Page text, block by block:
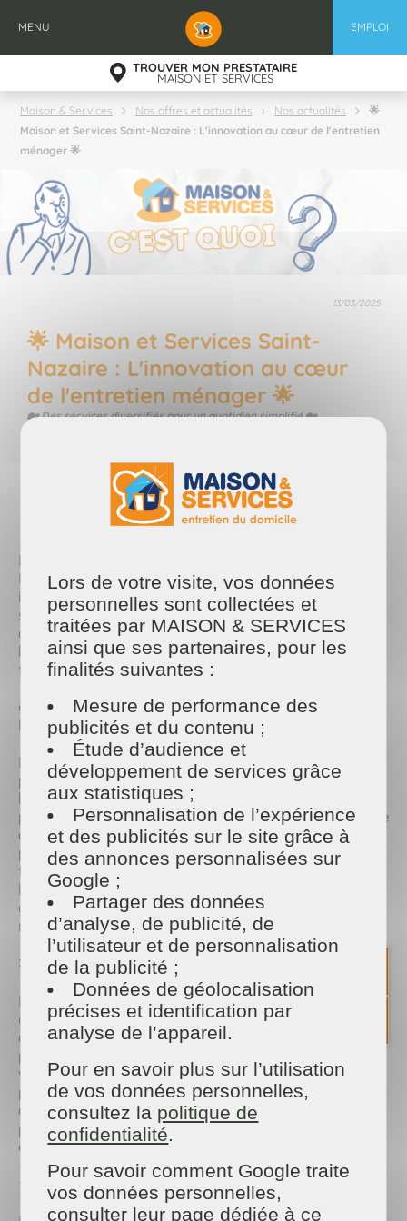
MENU EMPLOI
TROUVER MON PRESTATAIRE
MAISON ET SERVICES
Maison & Services Nos offres et actualités Nos actualités
🌟
Maison et Services Saint-Nazaire : L'innovation au cœur de l'entretien
ménager 🌟
13/03/2025
🌟 Maison et Services Saint-
Nazaire : L'innovation au cœur
de l'entretien ménager 🌟
🏡 Des services diversifiés pour un quotidien simplifié 🏡
PARTAGER
Facebook
Twitter Email
Dans un monde où le rythme de vie s'accélère,
Maison et Services se positionne comme un acteur
incontournable de l'entretien ménager et des
services à domicile. Fondée il y a plus de deux
décennies, l'entreprise a su évoluer et s'adapter aux
besoins changeants de ses clients, tout en restant
fidèle à ses valeurs de qualité et de proximité.
🌿 Une gamme de services respectueuse de
l'environnement 🌿
Maison et Services propose une large gamme de
prestations, allant du nettoyage régulier des
habitations à l'entretien des espaces verts, en
passant par des services de repassage et de lavage
de vitres. Chaque intervention est réalisée par des
professionnels qualifiés, formés aux dernières
techniques et utilisant des produits respectueux de
l'environnement. Cette approche permet de
garantir un service irréprochable tout en
minimisant l'impact écologique.
🤝 Un engagement social et solidaire 🤝
Maison et Services ne se contente pas de fournir
des services de qualité ; elle s'engage également
dans des actions sociales et solidaires. L'entreprise
participe régulièrement à des initiatives locales
visant à soutenir les personnes en difficulté et à
promouvoir l'insertion professionnelle. En outre, elle
offre des formations continues à ses employés
pour favoriser leur développement et leur
épanouissement professionnel.
⭐ Des clients satisfaits et fidèles ⭐
Lors de votre visite, vos données
personnelles sont collectées et
traitées par MAISON & SERVICES
ainsi que ses partenaires, pour les
finalités suivantes :
Mesure de performance des
publicités et du contenu ;
Étude d’audience et
développement de services grâce
aux statistiques ;
Personnalisation de l’expérience
et des publicités sur le site grâce à
des annonces personnalisées sur
Google ;
Partager des données
d’analyse, de publicité, de
l’utilisateur et de personnalisation
de la publicité ;
Données de géolocalisation
précises et identification par
analyse de l’appareil.
Pour en savoir plus sur l’utilisation
de vos données personnelles,
consultez la politique de
confidentialité.
Pour savoir comment Google traite
vos données personnelles,
consulter leur page dédiée à ce